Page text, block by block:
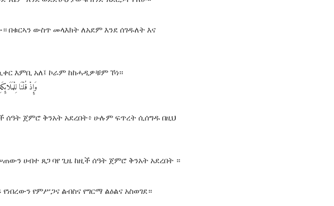
በቁርኣን ውስጥ መላእክት ለአደም እንደ ሰገዱለት እና
እምቢ አለ፤ ኮራም ከከሓዲዎቹም ኾነ፡፡
وَإِذْقُلْنَا
ሰዓት ጀምሮ ቅንአት አደረበት፥ ሁሉም ፍጥረት ሲሰግዱ በዚህ
ሀብተ ጸጋ ባየ ጊዜ ከዚች ሰዓት ጀምሮ ቅንአት አደረበት ።
የምሥጋና ልብስና የግርማ ልዕልና አስወገደ።